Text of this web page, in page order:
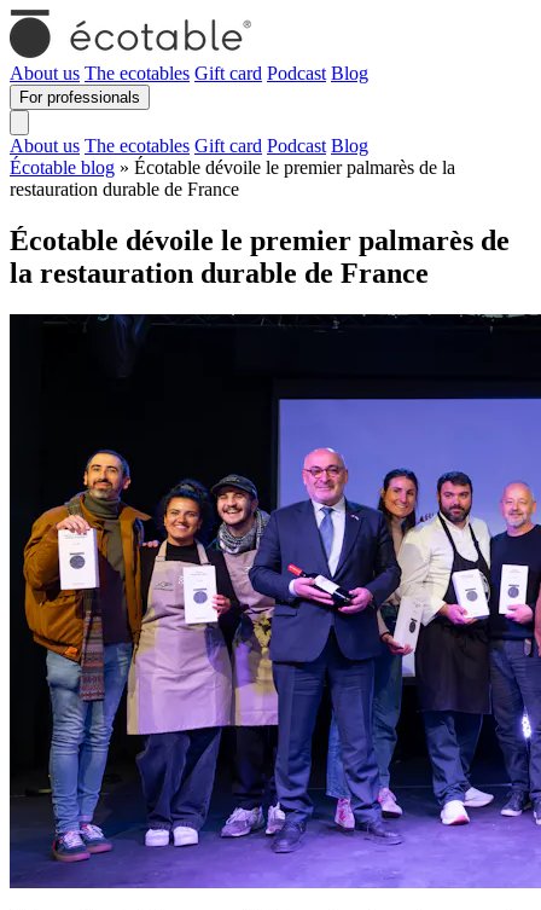
About us The ecotables Gift card Podcast Blog
For professionals
About us The ecotables Gift card Podcast Blog
Écotable blog » Écotable dévoile le premier palmarès de la
restauration durable de France
Écotable dévoile le premier palmarès de
la restauration durable de France